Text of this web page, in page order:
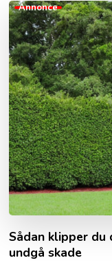
Annonce
Sådan klipper
undgå skade